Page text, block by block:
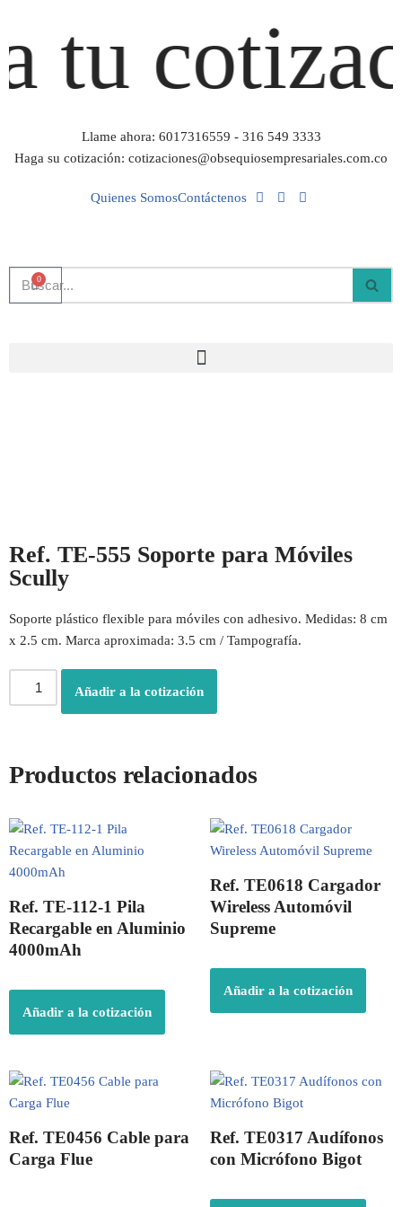
Saltar
al
contenido
Llame ahora: 6017316559 - 316 549 3333
Haga su cotización: cotizaciones@obsequiosempresariales.com.co
Quienes SomosContáctenos
0
Ref. TE-555 Soporte para Móviles
Scully
Soporte plástico flexible para móviles con adhesivo. Medidas: 8 cm
x 2.5 cm. Marca aproximada: 3.5 cm / Tampografía.
Añadir a la cotización
Productos relacionados
Ref. TE-112-1 Pila
Recargable en Aluminio
4000mAh
Añadir a la cotización
Ref. TE0618 Cargador
Wireless Automóvil
Supreme
Añadir a la cotización
Ref. TE0456 Cable para
Carga Flue
Ref. TE0317 Audífonos
con Micrófono Bigot